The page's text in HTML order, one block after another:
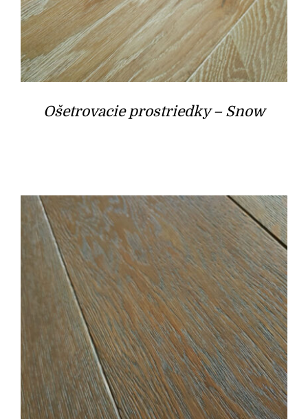
Ošetrovacie prostriedky – Snow